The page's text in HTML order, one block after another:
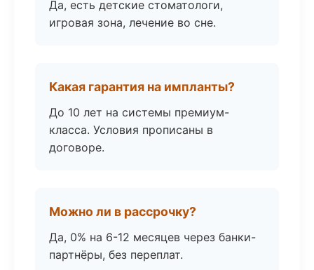
Да, есть детские стоматологи,
игровая зона, лечение во сне.
Какая гарантия на импланты?
До 10 лет на системы премиум-
класса. Условия прописаны в
договоре.
Можно ли в рассрочку?
Да, 0% на 6-12 месяцев через банки-
партнёры, без переплат.